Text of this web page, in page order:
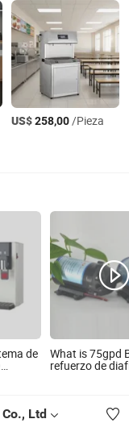
US$258,00/Pieza
de
What is 75gpd
refuerzo de
tratamiento de
Ltd